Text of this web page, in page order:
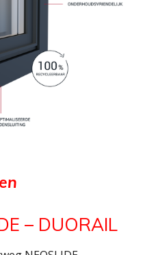
– DUORAIL